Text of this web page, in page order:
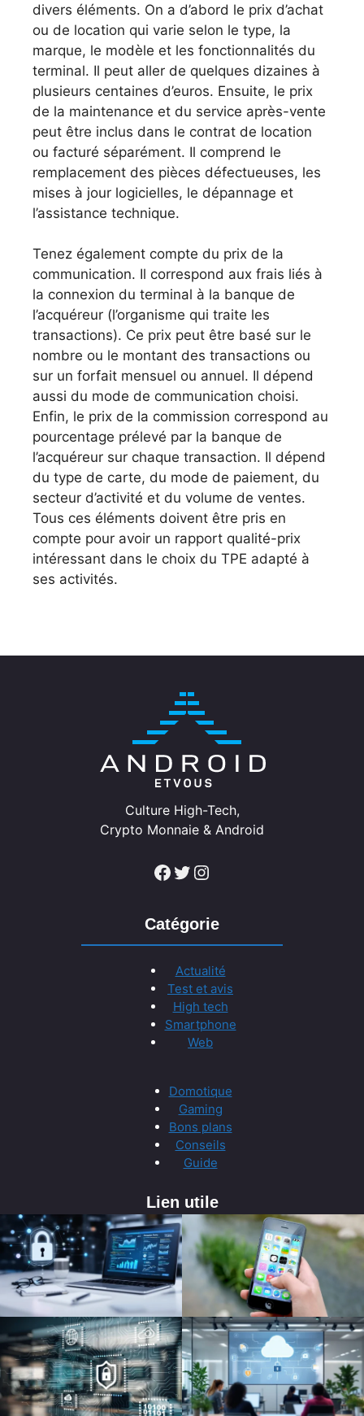
divers éléments. On a d’abord le prix d’achat
ou de location qui varie selon le type, la
marque, le modèle et les fonctionnalités du
terminal. Il peut aller de quelques dizaines à
plusieurs centaines d’euros. Ensuite, le prix
de la maintenance et du service après-vente
peut être inclus dans le contrat de location
ou facturé séparément. Il comprend le
remplacement des pièces défectueuses, les
mises à jour logicielles, le dépannage et
l’assistance technique.
Tenez également compte du prix de la
communication. Il correspond aux frais liés à
la connexion du terminal à la banque de
l’acquéreur (l’organisme qui traite les
transactions). Ce prix peut être basé sur le
nombre ou le montant des transactions ou
sur un forfait mensuel ou annuel. Il dépend
aussi du mode de communication choisi.
Enfin, le prix de la commission correspond au
pourcentage prélevé par la banque de
l’acquéreur sur chaque transaction. Il dépend
du type de carte, du mode de paiement, du
secteur d’activité et du volume de ventes.
Tous ces éléments doivent être pris en
compte pour avoir un rapport qualité-prix
intéressant dans le choix du TPE adapté à
ses activités.
Culture High-Tech,
Crypto Monnaie & Android
Facebook Twitter Instagram
Catégorie
Actualité
Test et avis
High tech
Smartphone
Web
Domotique
Gaming
Bons plans
Conseils
Guide
Lien utile